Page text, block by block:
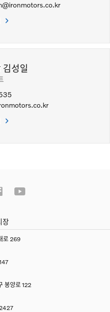
김성일
장
로 269
봉양로 122